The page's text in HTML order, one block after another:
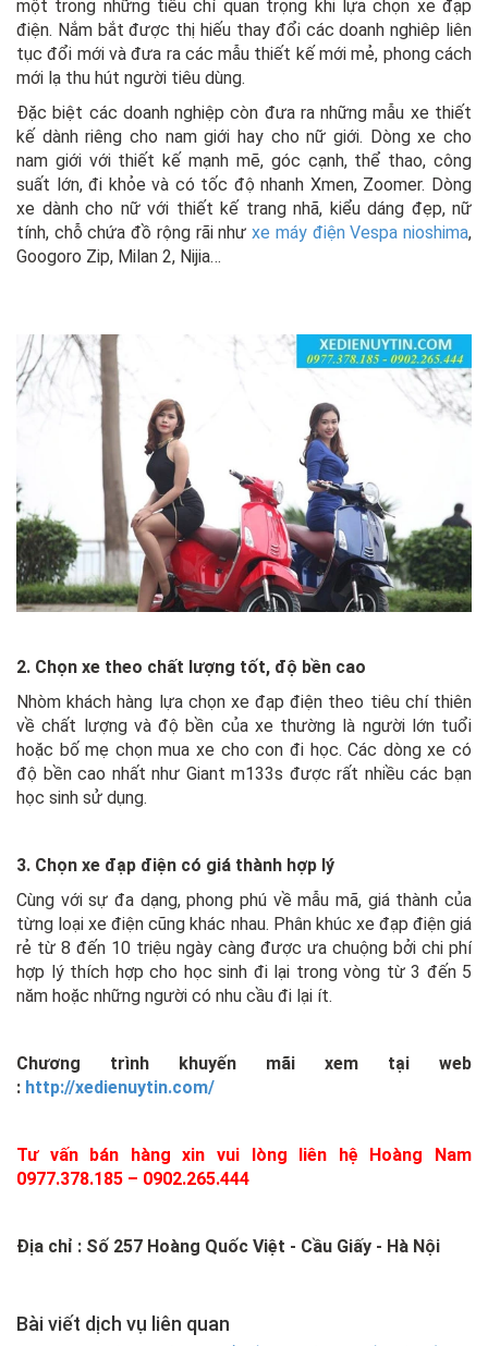
một trong những tiêu chí quan trọng khi lựa chọn xe đạp
điện. Nắm bắt được thị hiếu thay đổi các doanh nghiêp liên
tục đổi mới và đưa ra các mẫu thiết kế mới mẻ, phong cách
mới lạ thu hút người tiêu dùng.
Đặc biệt các doanh nghiệp còn đưa ra những mẫu xe thiết
kế dành riêng cho nam giới hay cho nữ giới. Dòng xe cho
nam giới với thiết kế mạnh mẽ, góc cạnh, thể thao, công
suất lớn, đi khỏe và có tốc độ nhanh Xmen, Zoomer. Dòng
xe dành cho nữ với thiết kế trang nhã, kiểu dáng đẹp, nữ
tính, chỗ chứa đồ rộng rãi nhưxe máy điện Vespa nioshima,
Googoro Zip, Milan 2, Nijia…
2. Chọn xe theo chất lượng tốt, độ bền cao
Nhòm khách hàng lựa chọn xe đạp điện theo tiêu chí thiên
về chất lượng và độ bền của xe thường là người lớn tuổi
hoặc bố mẹ chọn mua xe cho con đi học. Các dòng xe có
độ bền cao nhất như Giant m133s được rất nhiều các bạn
học sinh sử dụng.
3. Chọn xe đạp điện có giá thành hợp lý
Cùng với sự đa dạng, phong phú về mẫu mã, giá thành của
từng loại xe điện cũng khác nhau. Phân khúc xe đạp điện giá
rẻ từ 8 đến 10 triệu ngày càng được ưa chuộng bởi chi phí
hợp lý thích hợp cho học sinh đi lại trong vòng từ 3 đến 5
năm hoặc những người có nhu cầu đi lại ít.
Chương trình khuyến mãi xem tại web
: http://xedienuytin.com/
Tư vấn bán hàng xin vui lòng liên hệ Hoàng Nam
0977.378.185 – 0902.265.444
Địa chỉ : Số 257 Hoàng Quốc Việt - Cầu Giấy - Hà Nội
Bài viết dịch vụ liên quan